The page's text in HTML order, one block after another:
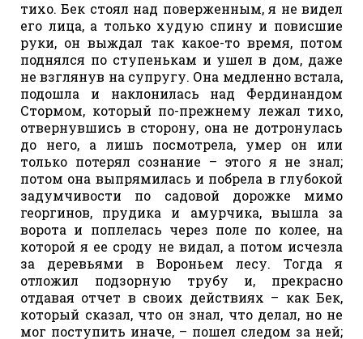
тихо. Бек стоял над поверженным, я не видел
его лица, а только худую спину и повисшие
руки, он выждал так какое-то время, потом
поднялся по ступенькам и ушел в дом, даже
не взглянув на супругу. Она медленно встала,
подошла и наклонилась над Фердинандом
Стормом, который по-прежнему лежал тихо,
отвернувшись в сторону, она не дотронулась
до него, а лишь посмотрела, умер он или
только потерял сознание – этого я не знал;
потом она выпрямилась и побрела в глубокой
задумчивости по садовой дорожке мимо
георгинов, прудика и амурчика, вышла за
ворота и поплелась через поле по колее, на
которой я ее сроду не видал, а потом исчезла
за деревьями в Вороньем лесу. Тогда я
отложил подзорную трубу и, прекрасно
отдавая отчет в своих действиях – как Бек,
который сказал, что он знал, что делал, но не
мог поступить иначе, – пошел следом за ней;